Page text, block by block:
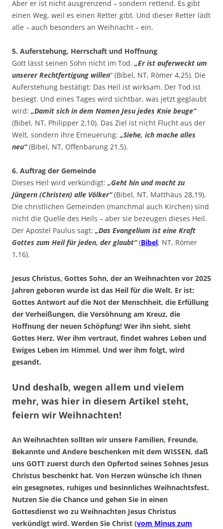
Aber er ist nicht ausgrenzend – sondern rettend. Es gibt
einen Weg, weil es einen Retter gibt. Und dieser Retter lädt
alle – auch besonders an Weihnacht – ein.
5. Auferstehung, Herrschaft und Hoffnung
Gott lässt seinen Sohn nicht im Tod. „Er ist auferweckt um
unserer Rechtfertigung willen“ (Bibel, NT, Römer 4,25). Die
Auferstehung bestätigt: Das Heil ist wirksam. Der Tod ist
besiegt. Und eines Tages wird sichtbar, was jetzt geglaubt
wird: „Damit sich in dem Namen Jesu jedes Knie beuge“
(Bibel, NT, Philipper 2,10). Das Ziel ist nicht Flucht aus der
Welt, sondern ihre Erneuerung: „Siehe, ich mache alles
neu“(Bibel, NT, Offenbarung 21,5).
6. Auftrag der Gemeinde
Dieses Heil wird verkündigt: „Geht hin und macht zu
Jüngern (Christen) alle Völker“(Bibel, NT, Matthäus 28,19).
Die christlichen Gemeinden (manchmal auch Kirchen) sind
nicht die Quelle des Heils – aber sie bezeugen dieses Heil.
Der Apostel Paulus sagt: „Das Evangelium ist eine Kraft
Gottes zum Heil für jeden, der glaubt“(Bibel, NT, Römer
1,16).
Jesus Christus, Gottes Sohn, der an Weihnachten vor 2025
Jahren geboren wurde ist das Heil für die Welt. Er ist:
Gottes Antwort auf die Not der Menschheit, die Erfüllung
der Verheißungen, die Versöhnung am Kreuz, die
Hoffnung der neuen Schöpfung! Wer ihn sieht, sieht
Gottes Herz. Wer ihm vertraut, findet wahres Leben und
Ewiges Leben im Himmel. Und wer ihm folgt, wird
gesandt.
Und deshalb, wegen allem und vielem
mehr, was hier in diesem Artikel steht,
feiern wir Weihnachten!
An Weihnachten sollten wir unsere Familien, Freunde,
Bekannte und Andere beschenken mit dem WISSEN, daß
uns GOTT zuerst durch den Opfertod seines Sohnes Jesus
Christus beschenkt hat. Von Herzen wünsche ich Ihnen
ein gesegnetes, ruhiges und besinnliches Weihnachtsfest.
Nutzen Sie die Chance und gehen Sie in einen
Gottesdienst wo zu Weihnachten Jesus Christus
verkündigt wird. Werden Sie Christ (vom Minus zum